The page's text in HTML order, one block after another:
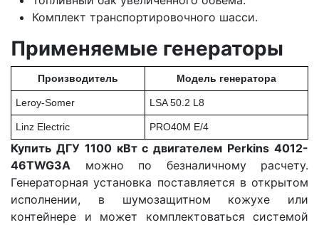
Комплект транспортировочного шасси.
Применяемые генераторы
Производитель Модель генератора
Leroy-Somer LSA 50.2 L8
Linz Electric PRO40M E/4
Купить ДГУ 1100 кВт с двигателем Perkins 4012-
46TWG3A можно по безналичному расчету.
Генераторная установка поставляется в открытом
исполнении, в шумозащитном кожухе или
контейнере и может комплектоваться системой